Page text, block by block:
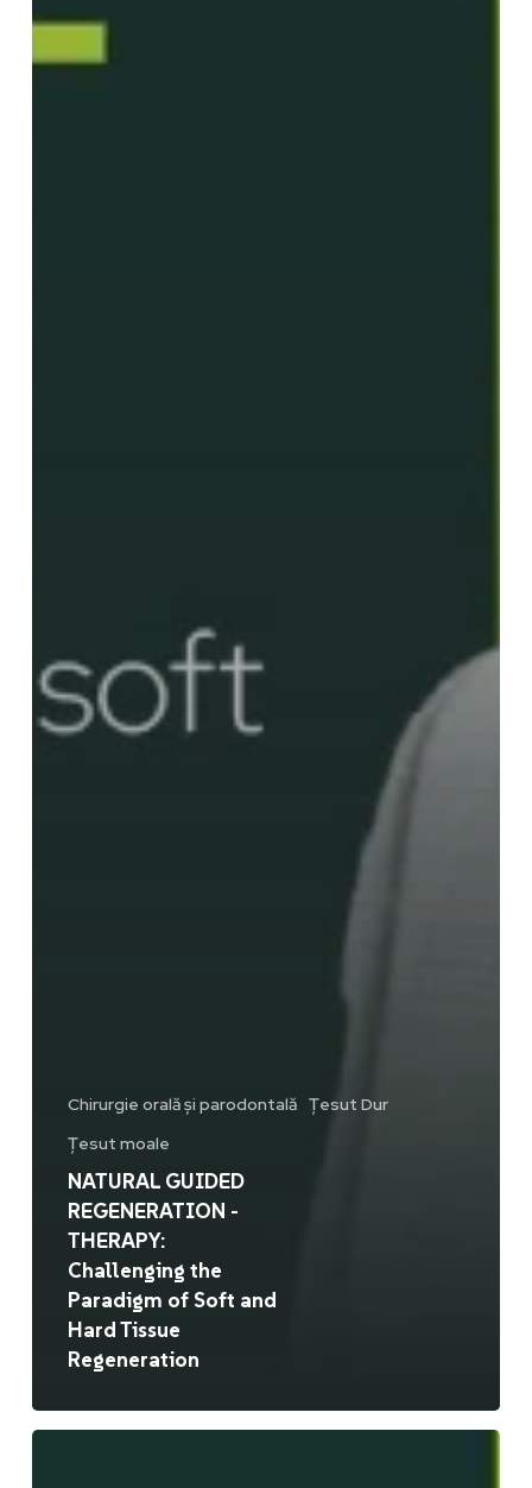
Chirurgie orală și parodontală Țesut Dur
Țesut moale
NATURAL GUIDED
REGENERATION -
THERAPY:
Challenging the
Paradigm of Soft and
Hard Tissue
Regeneration